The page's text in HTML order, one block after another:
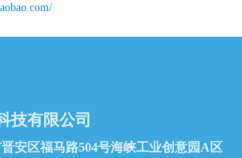
技有限公司
安区福马路504号海峡工业创意园A区